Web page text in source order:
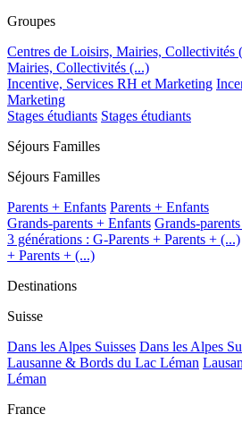
Groupes
Centres de Loisirs, Mairies, Collectivités
Mairies, Collectivités (...)
Incentive, Services RH et Marketing
Marketing
Stages étudiants Stages étudiants
Séjours Familles
Séjours Familles
Parents + Enfants Parents + Enfants
Grands-parents + Enfants Grands-
3 générations : G-Parents + Parents + (...)
+ Parents + (...)
Destinations
Suisse
Dans les Alpes Suisses Dans les Alpes
Lausanne & Bords du Lac Léman
Léman
France